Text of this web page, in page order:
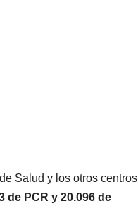
Salud y los otros centros
de PCR y 20.096 de